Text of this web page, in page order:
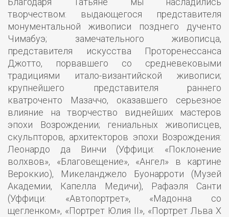
творчеством: выдающегося представителя
монументальной живописи позднего дученто
Чимабуэ; замечательного живописца,
представителя искусства Проторенессанса
Джотто, порвавшего со средневековыми
традициями итало-византийской живописи;
крупнейшего представителя раннего
кватроченто Мазаччо, оказавшего серьезное
влияние на творчество виднейших мастеров
эпохи Возрождении; гениальных живописцев,
скульпторов, архитекторов эпохи Возрождения:
Леонардо да Винчи (Уффици: «Поклонение
волхвов», «Благовещение», «Ангел» в картине
Вероккио), Микеланджело Буонарроти (Музей
Академии, Капелла Медичи), Рафаэля Санти
(Уффици: «Автопортрет», «Мадонна со
щегленком», «Портрет Юлия II», «Портрет Льва Х